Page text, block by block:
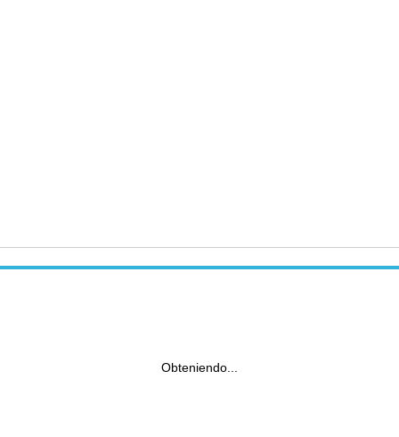
Obteniendo...